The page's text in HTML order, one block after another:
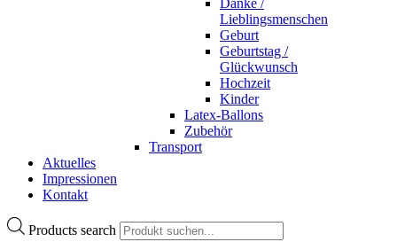
Danke /
Lieblingsmenschen
Geburt
Geburtstag /
Glückwunsch
Hochzeit
Kinder
Latex-Ballons
Zubehör
Transport
Aktuelles
Impressionen
Kontakt
Products search